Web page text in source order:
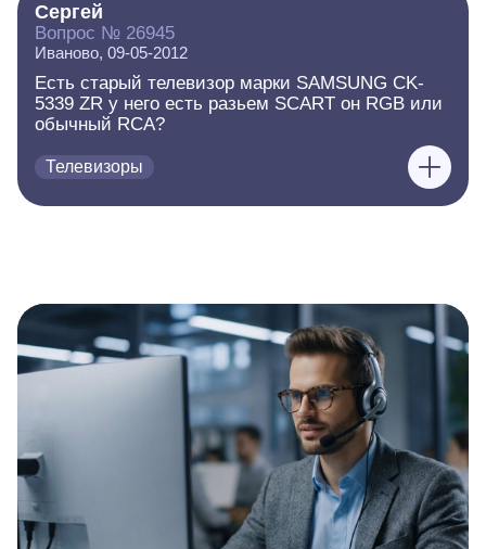
Сергей
Вопрос № 26945
Иваново, 09-05-2012
Есть старый телевизор марки SAMSUNG CK-
5339 ZR у него есть разьем SCART он RGB или
обычный RCA?
Телевизоры